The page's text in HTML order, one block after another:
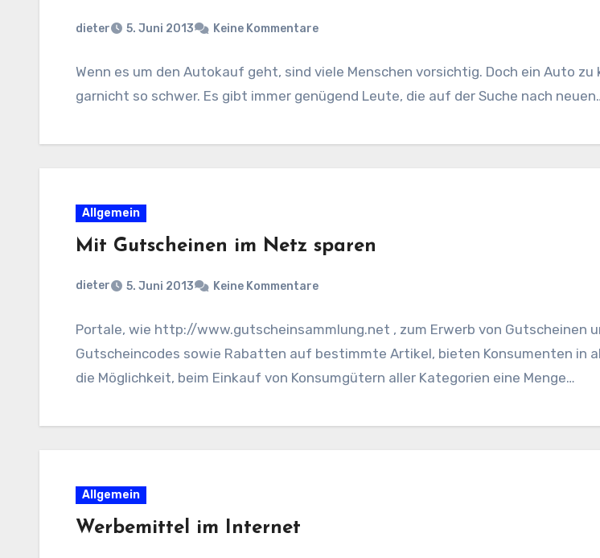
dieter 5. Juni 2013 Keine Kommentare
Wenn es um den Autokauf geht, sind viele Menschen vorsichtig. Doch ein Auto
garnicht so schwer. Es gibt immer genügend Leute, die auf der Suche nach
Allgemein
Mit Gutscheinen im Netz sparen
dieter 5. Juni 2013 Keine Kommentare
Portale, wie http://www.gutscheinsammlung.net , zum Erwerb von Gutscheinen
Gutscheincodes sowie Rabatten auf bestimmte Artikel, bieten Konsumenten in
die Möglichkeit, beim Einkauf von Konsumgütern aller Kategorien eine Menge…
Allgemein
Werbemittel im Internet